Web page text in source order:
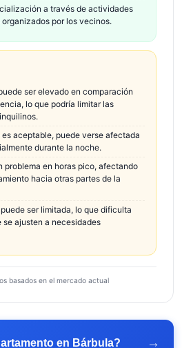
a través de actividades
por los vecinos.
ser elevado en comparación
lo que podría limitar las
aceptable, puede verse afectada
durante la noche.
problema en horas pico, afectando
hacia otras partes de la
ser limitada, lo que dificulta
ajusten a necesidades
basados en el mercado actual
en Bárbula? →